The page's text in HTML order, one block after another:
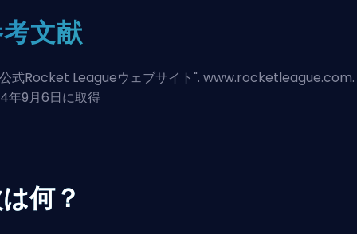
文献
公式Rocket Leagueウェブサイト". www.rocketleague.com.
年9月6日に取得
何？